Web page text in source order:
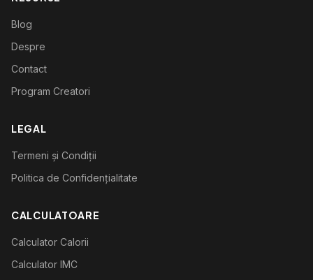
Blog
Despre
Contact
Program Creatori
LEGAL
Termeni și Condiții
Politica de Confidențialitate
CALCULATOARE
Calculator Calorii
Calculator IMC